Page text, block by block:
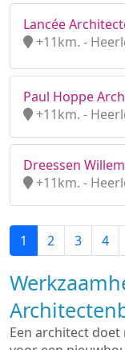
Lancée
+11km. -
Paul Hoppe
+11km. -
Dreessen
+11km. -
1 2 3 4
Een architect